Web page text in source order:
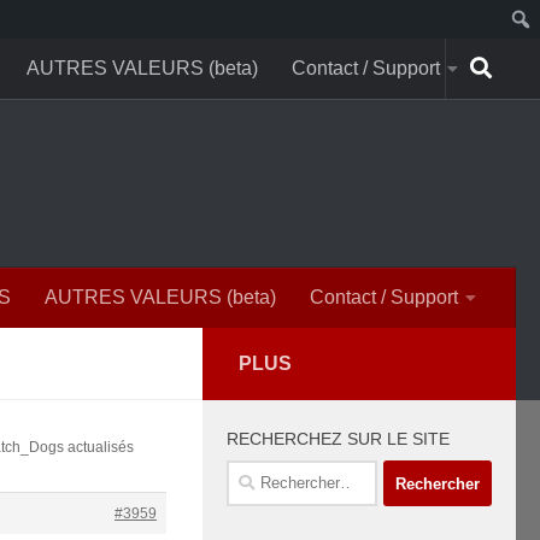
AUTRES VALEURS (beta) Contact / Support
AUTRES VALEURS (beta) Contact / Support
actualisés
#3959
PLUS
RECHERCHEZ SUR LE SITE
Rechercher :